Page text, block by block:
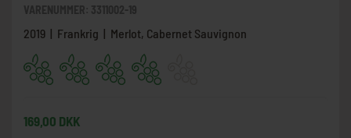
VARENUMMER: 3311002-19
2019 | Frankrig | Merlot, Cabernet Sauvignon
169,00 DKK